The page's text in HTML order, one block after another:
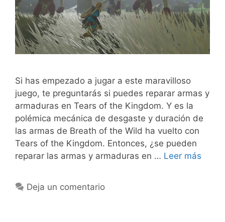
Si has empezado a jugar a este maravilloso
juego, te preguntarás si puedes reparar armas y
armaduras en Tears of the Kingdom. Y es la
polémica mecánica de desgaste y duración de
las armas de Breath of the Wild ha vuelto con
Tears of the Kingdom. Entonces, ¿se pueden
reparar las armas y armaduras en … Leer más
Deja un comentario